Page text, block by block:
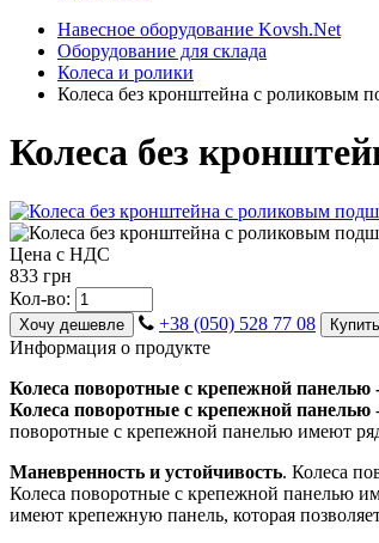
Навесное оборудование Kovsh.Net
Оборудование для склада
Колеса и ролики
Колеса без кронштейна с роликовым
Колеса без
Цена с НДС
833 грн
Кол-во:
Хочу дешевле +38 (050) 528 77 08
Информация о продукте
Колеса поворотные с крепежной
Колеса поворотные с крепежной панелью
поворотные с крепежной панелью имеют
Маневренность и устойчивость. Колеса
Колеса поворотные с крепежной панелью
имеют крепежную панель, которая